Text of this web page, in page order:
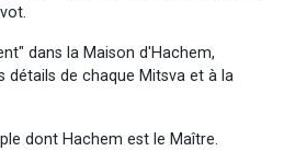
dans la Maison d'Hachem,
détails de chaque Mitsva et à la
dont Hachem est le Maître.